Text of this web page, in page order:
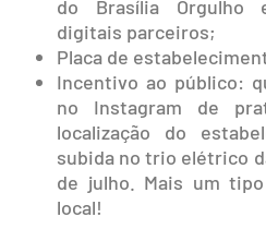
do Brasília Orgulho
digitais parceiros;
Placa de
Incentivo ao público:
no Instagram de
localização do
subida no trio elétrico
de julho. Mais um
local!